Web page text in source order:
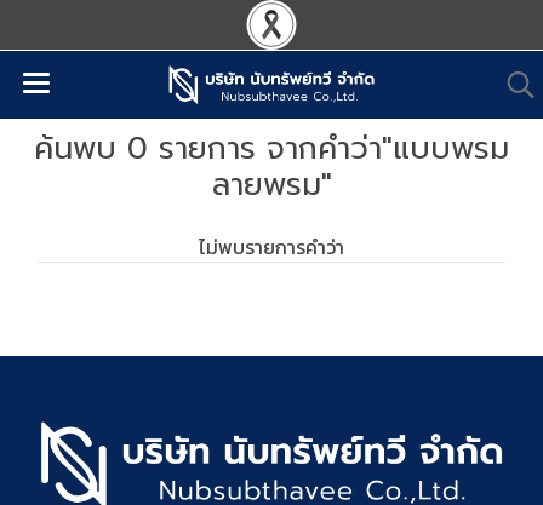
ค้นพบ 0 รายการ จากคำว่า"แบบพรม
ลายพรม"
ไม่พบรายการคำว่า